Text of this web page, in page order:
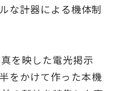
な計器による機体制
を映した電光掲示
をかけて作った本機